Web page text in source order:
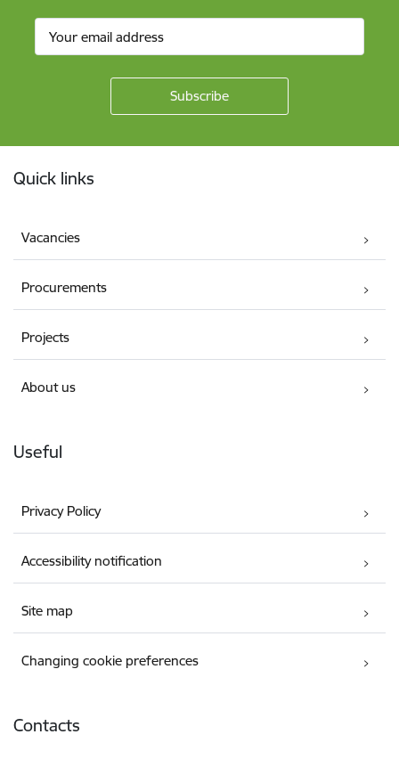
Quick links
Vacancies
Procurements
Projects
About us
Useful
Privacy Policy
Accessibility notification
Site map
Changing cookie preferences
Contacts